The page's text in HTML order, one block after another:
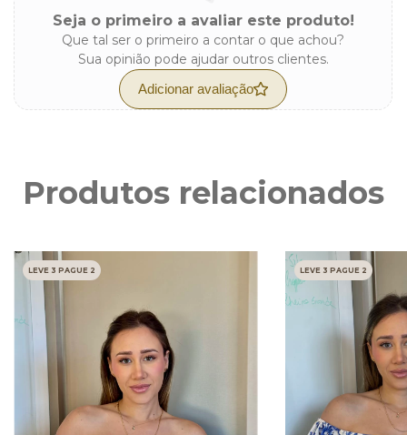
Seja o primeiro a avaliar este produto!
Que tal ser o primeiro a contar o que achou?
Sua opinião pode ajudar outros clientes.
Adicionar avaliação
Produtos relacionados
LEVE 3 PAGUE 2 LEVE 3 PAGUE 2